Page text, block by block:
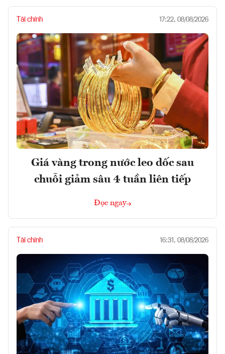
Tài chính 17:22, 08/08/2026
Giá vàng trong nước leo dốc sau
chuỗi giảm sâu 4 tuần liên tiếp
Đọc ngay
Tài chính 16:31, 08/08/2026